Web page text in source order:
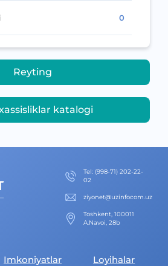
0
Reyting
katalogi
Теl: (998-71) 202-22-
02
ziyonet@uzinfocom.uz
Toshkent, 100011
A.Navoi, 28b
Imkoniyatlar Loyihalar